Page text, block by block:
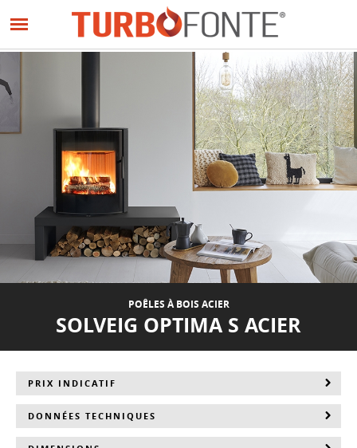
au
PRÉCÉDENT
POÊLES À BOIS ACIER
SOLVEIG OPTIMA S ACIER
PRIX INDICATIF
DONNÉES TECHNIQUES
Panneau de gestion des cookies